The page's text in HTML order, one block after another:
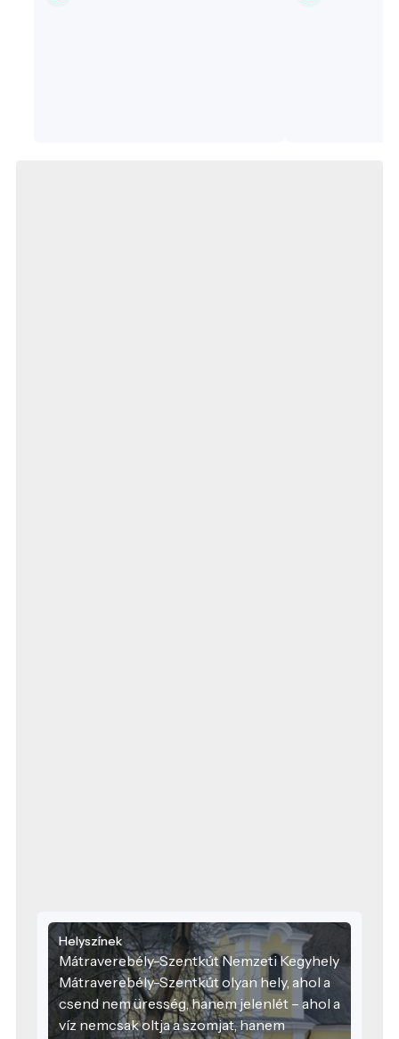
Helyszínek
Mátraverebély-Szentkút Nemzeti Kegyhely
Mátraverebély-Szentkút olyan hely, ahol a
csend nem üresség, hanem jelenlét – ahol a
víz nemcsak oltja a szomjat, hanem